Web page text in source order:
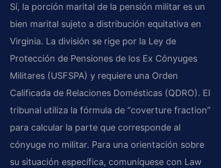
Sí, la porción marital de la pensión militar es un
bien marital sujeto a distribución equitativa en
Virginia. La división se rige por la Ley de
Protección de Pensiones de los Ex Cónyuges
Militares (USFSPA) y requiere una Orden
Calificada de Relaciones Domésticas (QDRO). El
tribunal utiliza la fórmula de “coverture fraction”
para calcular la parte que corresponde al
cónyuge no militar. Para una orientación sobre
su situación específica, comuníquese con Law